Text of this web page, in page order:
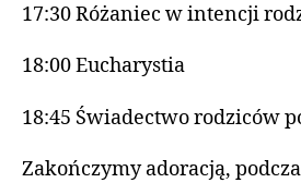
17:30 Różaniec w intencji
18:00 Eucharystia
18:45 Świadectwo rodziców
Zakończymy adoracją,